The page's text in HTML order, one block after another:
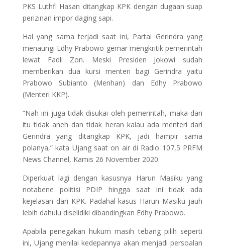
PKS Luthfi Hasan ditangkap KPK dengan dugaan suap
perizinan impor daging sapi.
Hal yang sama terjadi saat ini, Partai Gerindra yang
menaungi Edhy Prabowo gemar mengkritik pemerintah
lewat Fadli Zon. Meski Presiden Jokowi sudah
memberikan dua kursi menteri bagi Gerindra yaitu
Prabowo Subianto (Menhan) dan Edhy Prabowo
(Menteri KKP).
“Nah ini juga tidak disukai oleh pemerintah, maka dari
itu tidak aneh dan tidak heran kalau ada menteri dari
Gerindra yang ditangkap KPK, jadi hampir sama
polanya,” kata Ujang saat on air di Radio 107,5 PRFM
News Channel, Kamis 26 November 2020.
Diperkuat lagi dengan kasusnya Harun Masiku yang
notabene politisi PDIP hingga saat ini tidak ada
kejelasan dari KPK. Padahal kasus Harun Masiku jauh
lebih dahulu diselidiki dibandingkan Edhy Prabowo.
Apabila penegakan hukum masih tebang pilih seperti
ini, Ujang menilai kedepannya akan menjadi persoalan